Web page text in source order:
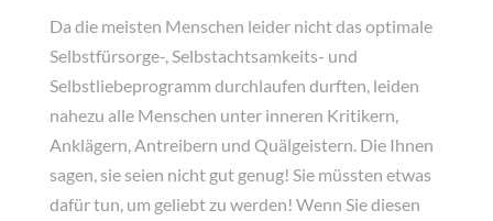
Da die meisten Menschen leider nicht das optimale
Selbstfürsorge-, Selbstachtsamkeits- und
Selbstliebeprogramm durchlaufen durften, leiden
nahezu alle Menschen unter inneren Kritikern,
Anklägern, Antreibern und Quälgeistern. Die Ihnen
sagen, sie seien nicht gut genug! Sie müssten etwas
dafür tun, um geliebt zu werden! Wenn Sie diesen